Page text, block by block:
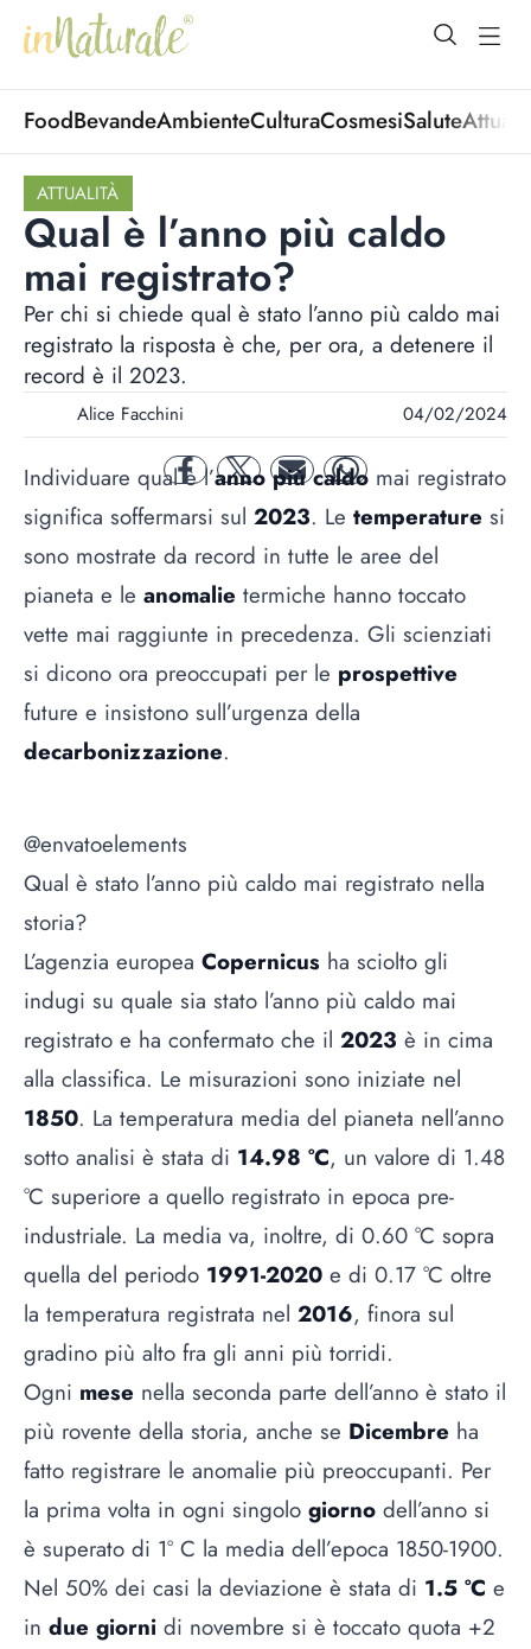
open
FoodBevandeAmbienteCulturaCosmesiSalute
ATTUALITÀ
Qual è l’anno più caldo
mai registrato?
Per chi si chiede qual è stato l’anno più caldo mai
registrato la risposta è che, per ora, a detenere il
record è il 2023.
Alice Facchini 04/02/2024
facebooktwitter mail whatsapp
Individuare qual è l’anno più caldo mai registrato
significa soffermarsi sul 2023. Le temperature si
sono mostrate da record in tutte le aree del
pianeta e le anomalie termiche hanno toccato
vette mai raggiunte in precedenza. Gli scienziati
si dicono ora preoccupati per le prospettive
future e insistono sull’urgenza della
decarbonizzazione.
@envatoelements
Qual è stato l’anno più caldo mai registrato nella
storia?
L’agenzia europea Copernicus ha sciolto gli
indugi su quale sia stato l’anno più caldo mai
registrato e ha confermato che il 2023 è in cima
alla classifica. Le misurazioni sono iniziate nel
1850. La temperatura media del pianeta nell’anno
sotto analisi è stata di 14.98 °C, un valore di 1.48
°C superiore a quello registrato in epoca pre-
industriale. La media va, inoltre, di 0.60 °C sopra
quella del periodo 1991-2020 e di 0.17 °C oltre
la temperatura registrata nel 2016, finora sul
gradino più alto fra gli anni più torridi.
Ogni mese nella seconda parte dell’anno è stato il
più rovente della storia, anche se Dicembre ha
fatto registrare le anomalie più preoccupanti. Per
la prima volta in ogni singolo giorno dell’anno si
è superato di 1° C la media dell’epoca 1850-1900.
Nel 50% dei casi la deviazione è stata di 1.5 °C e
in due giorni di novembre si è toccato quota +2